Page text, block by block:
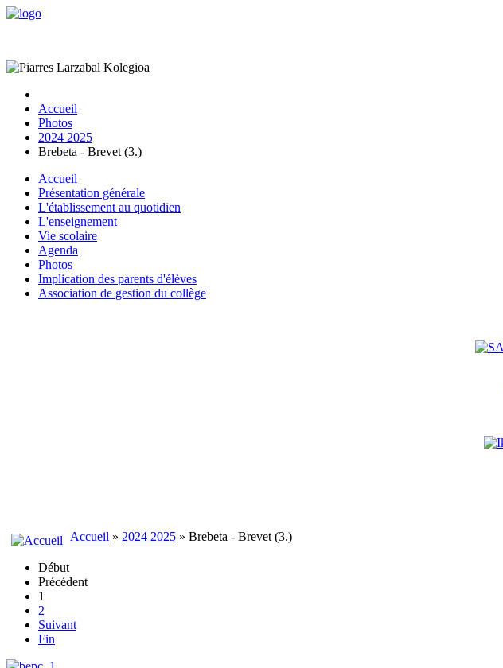
Accueil
Photos
2024 2025
Brebeta - Brevet (3.)
Accueil
Présentation générale
L'établissement au quotidien
L'enseignement
Vie scolaire
Agenda
Photos
Implication des parents d'élèves
Association de gestion du collège
Accueil » 2024 2025 » Brebeta - Brevet (3.)
Début
Précédent
1
2
Suivant
Fin